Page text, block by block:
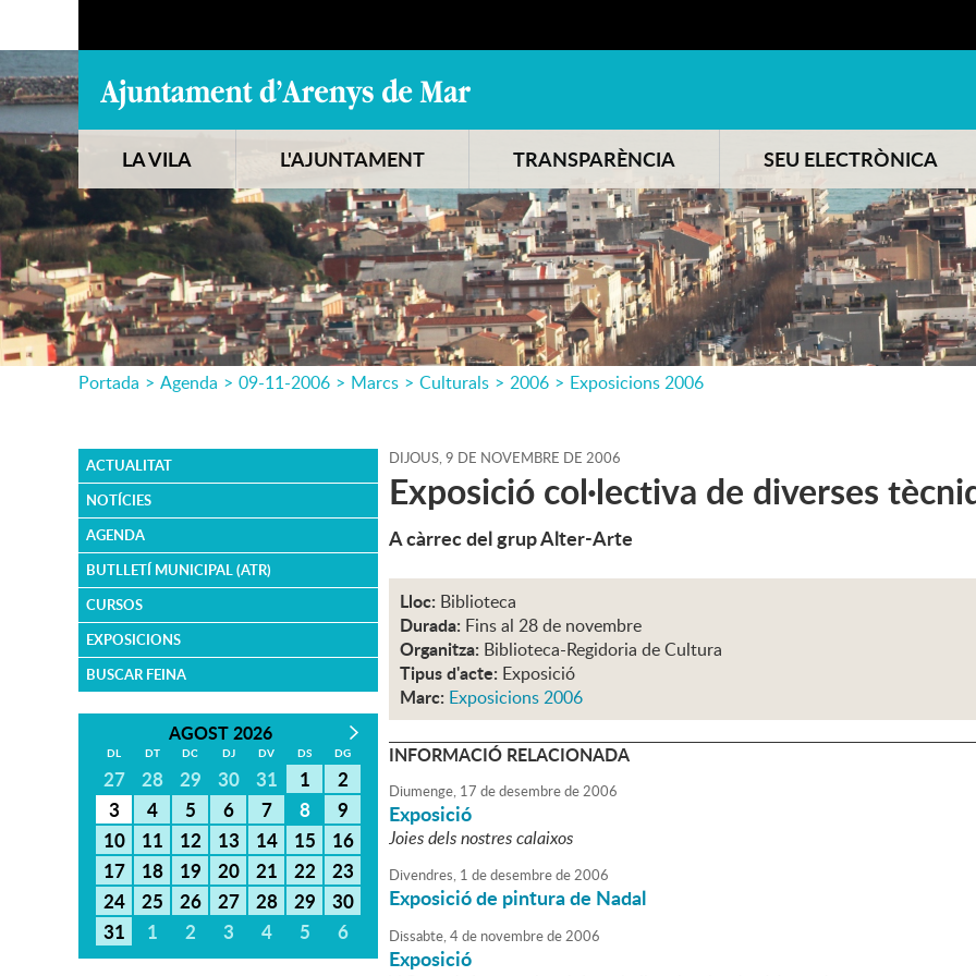
LA VILA L'AJUNTAMENT TRANSPARÈNCIA SEU ELECTRÒNICA
Portada > Agenda > 09-11-2006 > Marcs > Culturals > 2006 > Exposicions 2006
ACTUALITAT
NOTÍCIES
AGENDA
BUTLLETÍ MUNICIPAL (ATR)
CURSOS
EXPOSICIONS
BUSCAR FEINA
AGOST 2026
DL DT DC DJ DV DS DG
27 28 29 30 31 1
2
3
4 5 6 7 8
9
10
11 12 13 14 15
16
17
18 19 20 21 22
23
24
25 26 27 28 29
30
31
1 2 3 4 5 6
DIJOUS,9 DE NOVEMBRE DE 2006
Exposició col·lectiva de diverses
A càrrec del grup Alter-Arte
Lloc: Biblioteca
Durada: Fins al 28 de novembre
Organitza: Biblioteca-Regidoria de Cultura
Tipus d'acte: Exposició
Marc: Exposicions 2006
INFORMACIÓ RELACIONADA
Diumenge, 17 dedesembrede2006
Exposició
Joies dels nostres calaixos
Divendres, 1 dedesembrede2006
Exposició de pintura de Nadal
Dissabte,4de novembrede2006
Exposició